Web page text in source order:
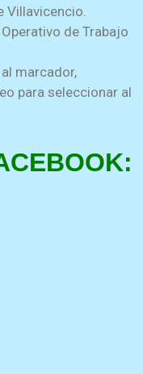
Villavicencio.
de Trabajo
marcador,
para seleccionar al